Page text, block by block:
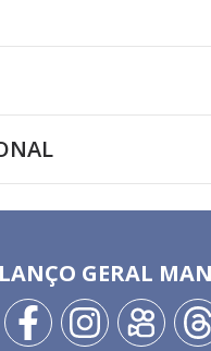
GERAL